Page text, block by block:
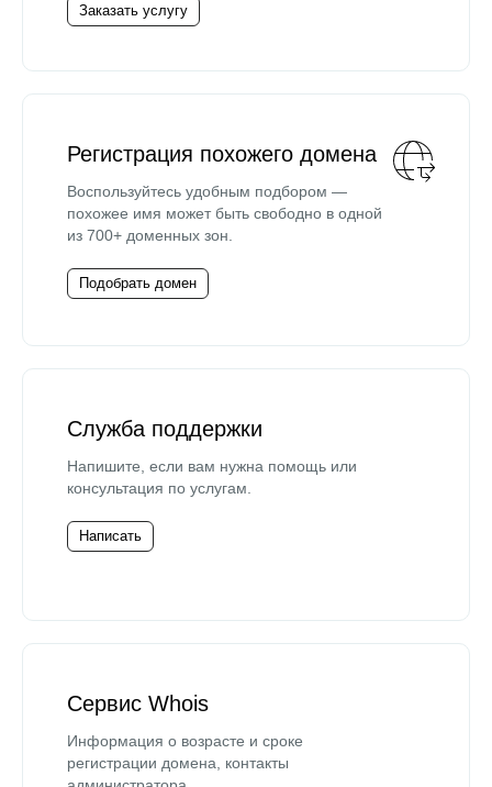
Заказать услугу
Регистрация похожего домена
Воспользуйтесь удобным подбором —
похожее имя может быть свободно в одной
из 700+ доменных зон.
Подобрать домен
Служба поддержки
Напишите, если вам нужна помощь или
консультация по услугам.
Написать
Сервис Whois
Информация о возрасте и сроке
регистрации домена, контакты